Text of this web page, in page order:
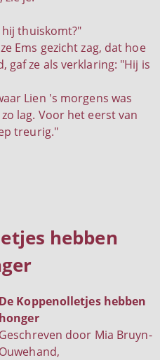
hij thuiskomt?"
Ems gezicht zag, dat hoe
gaf ze als verklaring: "Hij is
Lien 's morgens was
lag. Voor het eerst van
treurig."
hebben
De Koppenolletjes hebben
honger
Geschreven door Mia Bruyn-
Ouwehand,